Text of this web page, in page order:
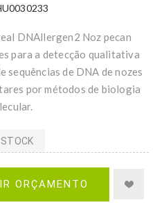
DNAllergen2 Noz pecan
para a detecção qualitativa
de DNA de nozes
por métodos de biologia
STOCK
ORÇAMENTO